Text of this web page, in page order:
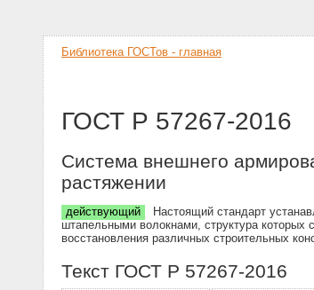
Библиотека ГОСТов - главная
ГОСТ Р 57267-2016
Система внешнего
растяжении
действующий
Настоящий стандарт
штапельными волокнами, структура
восстановления различных строительных
Текст ГОСТ Р 57267-2016